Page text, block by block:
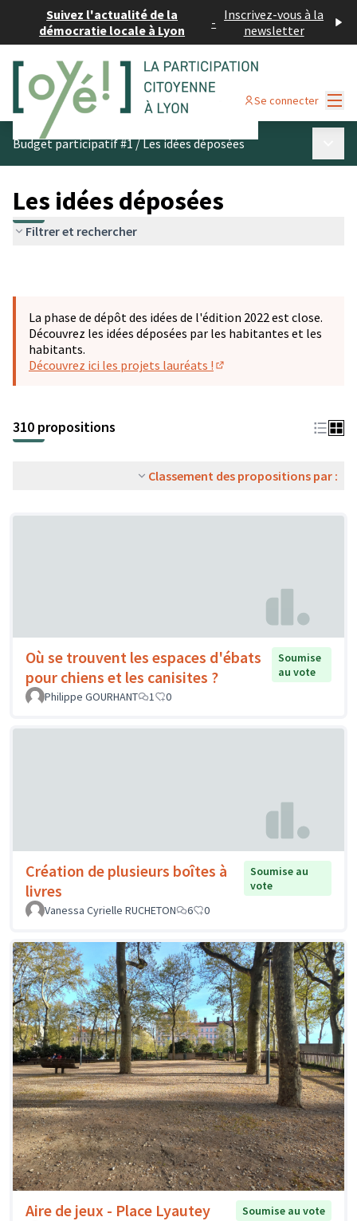
Suivez l'actualité de la
démocratie locale à Lyon
- Inscrivez-vous à la
newsletter
Se connecter
Budget participatif #1/Les idées déposées
Les idées déposées
Filtrer et rechercher
La phase de dépôt des idées de l'édition 2022 est close.
Découvrez les idées déposées par les habitantes et les
habitants.
Découvrez ici les projets lauréats !
310 propositions
Classement des propositions par :
Où se trouvent les espaces d'ébats
pour chiens et les canisites ?
Soumise
au vote
Philippe GOURHANT
1 0
Création de plusieurs boîtes à
livres
Soumise au
vote
Vanessa Cyrielle RUCHETON
6 0
Aire de jeux - Place Lyautey
Soumise au vote